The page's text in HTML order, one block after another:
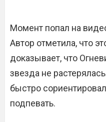
Момент попал на
Автор отметила, что
доказывает, что
звезда не
быстро
подпевать.